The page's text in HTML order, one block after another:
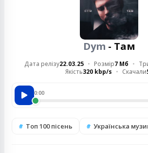
Dym - Там
Дата релізу22.03.25 Розмір7 Мб
Якість320 kbp/s Скачали
0:00
Топ 100 пісень Українська